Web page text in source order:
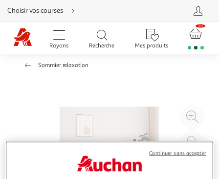
Aller
directement
au
contenu
Aller
directement
Aller
Choisir vos courses
Rayons Recherche Mes produits
Sommier relaxation
à
Continuer sans accepter